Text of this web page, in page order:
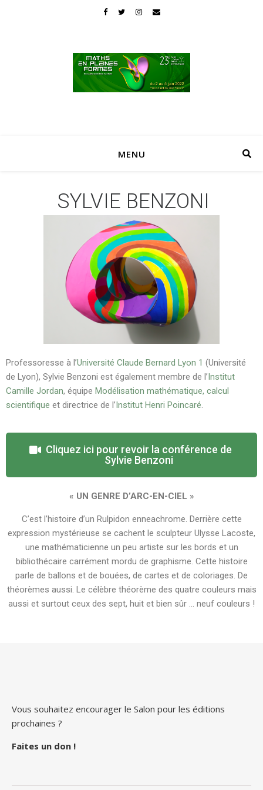
MENU
SYLVIE BENZONI
Professoresse à l’Université Claude Bernard Lyon 1 (Université
de Lyon), Sylvie Benzoni est également membre de l’Institut
Camille Jordan, équipe Modélisation mathématique, calcul
scientifique et directrice de l’Institut Henri Poincaré.
Cliquez ici pour revoir la conférence de
Sylvie Benzoni
« UN GENRE D’ARC-EN-CIEL »
C’est l’histoire d’un Rulpidon enneachrome. Derrière cette
expression mystérieuse se cachent le sculpteur Ulysse Lacoste,
une mathématicienne un peu artiste sur les bords et un
bibliothécaire carrément mordu de graphisme. Cette histoire
parle de ballons et de bouées, de cartes et de coloriages. De
théorèmes aussi. Le célèbre théorème des quatre couleurs mais
aussi et surtout ceux des sept, huit et bien sûr … neuf couleurs !
Vous souhaitez encourager le Salon pour les éditions
prochaines ?
Faites un don !